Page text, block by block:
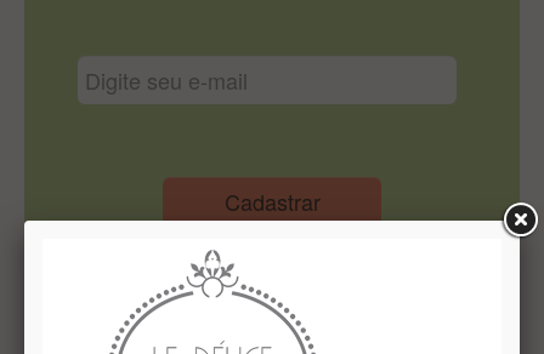
Cadastrar
Institucional